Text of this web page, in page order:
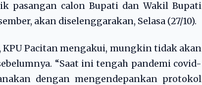
pasangan calon Bupati dan Wakil Bupati
akan diselenggarakan, Selasa (27/10).
Pacitan mengakui, mungkin tidak akan
“Saat ini tengah pandemi covid-
dengan mengendepankan protokol